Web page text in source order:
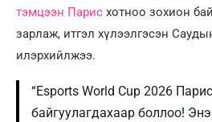
тэмцээн Парис хотноо зохион
зарлаж, итгэл хүлээлгэсэн
илэрхийлжээ.
“Esports World Cup 2026
байгуулагдахаар боллоо!